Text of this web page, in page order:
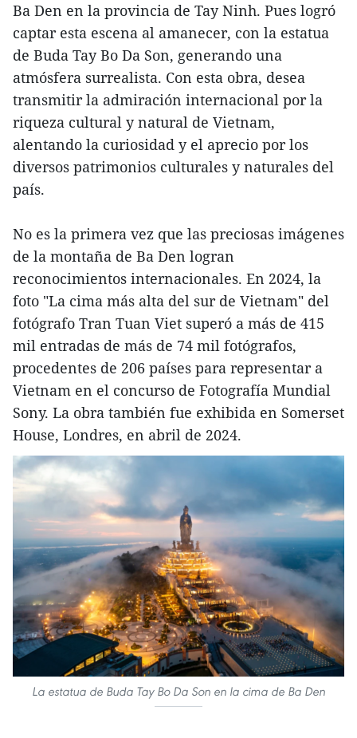
Ba Den en la provincia de Tay Ninh. Pues logró
captar esta escena al amanecer, con la estatua
de Buda Tay Bo Da Son, generando una
atmósfera surrealista. Con esta obra, desea
transmitir la admiración internacional por la
riqueza cultural y natural de Vietnam,
alentando la curiosidad y el aprecio por los
diversos patrimonios culturales y naturales del
país.
No es la primera vez que las preciosas imágenes
de la montaña de Ba Den logran
reconocimientos internacionales. En 2024, la
foto "La cima más alta del sur de Vietnam" del
fotógrafo Tran Tuan Viet superó a más de 415
mil entradas de más de 74 mil fotógrafos,
procedentes de 206 países para representar a
Vietnam en el concurso de Fotografía Mundial
Sony. La obra también fue exhibida en Somerset
House, Londres, en abril de 2024.
La estatua de Buda Tay Bo Da Son en la cima de Ba Den